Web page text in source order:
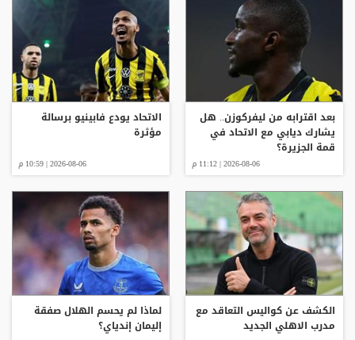
بعد اقترابه من ليفركوزن.. هل
يشارك ديابي مع الاتحاد في
قمة الجزيرة؟
2026-08-06 | 11:12 م
الاتحاد يودع فابينيو برسالة
مؤثرة
2026-08-06 | 10:59 م
الكشف عن كواليس التعاقد مع
مدرب الاهلي الجديد
لماذا لم يحسم الهلال صفقة
إليمان إندياي؟